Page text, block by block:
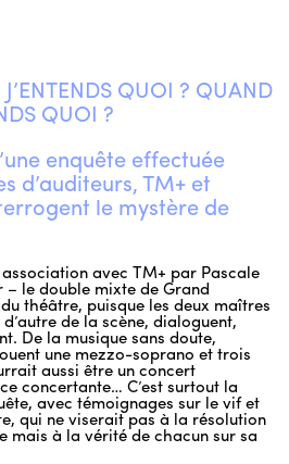
QUOI ? QUAND
QUOI ?
enquête effectuée
d’auditeurs, TM+ et
le mystère de
avec TM+ par Pascale
le double mixte de Grand
théâtre, puisque les deux maîtres
de la scène, dialoguent,
De la musique sans doute,
une mezzo-soprano et trois
aussi être un concert
concertante… C’est surtout la
avec témoignages sur le vif et
qui ne viserait pas à la résolution
mais à la vérité de chacun sur sa